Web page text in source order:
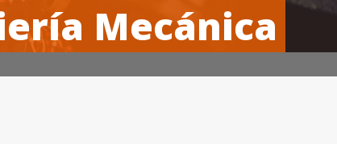
Mecánica